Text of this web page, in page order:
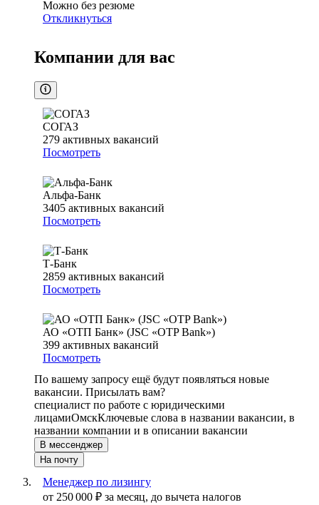
Можно без резюме
Откликнуться
Компании для вас
СОГАЗ
279 активных вакансий
Посмотреть
Альфа-Банк
3405 активных вакансий
Посмотреть
Т-Банк
2859 активных вакансий
Посмотреть
АО «ОТП Банк» (JSC «OTP Bank»)
399 активных вакансий
Посмотреть
По вашему запросу ещё будут появляться новые
вакансии. Присылать вам?
специалист по работе с юридическими
лицамиОмскКлючевые слова в названии вакансии, в
названии компании и в описании вакансии
В мессенджер
На почту
Менеджер по лизингу
от 250 000 ₽ за месяц, до вычета налогов